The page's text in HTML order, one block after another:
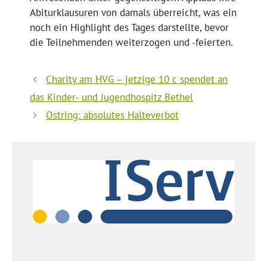
Abiturklausuren von damals überreicht, was ein
noch ein Highlight des Tages darstellte, bevor
die Teilnehmenden weiterzogen und -feierten.
Charity am HVG – jetzige 10 c spendet an
das Kinder- und Jugendhospitz Bethel
Ostring: absolutes Halteverbot